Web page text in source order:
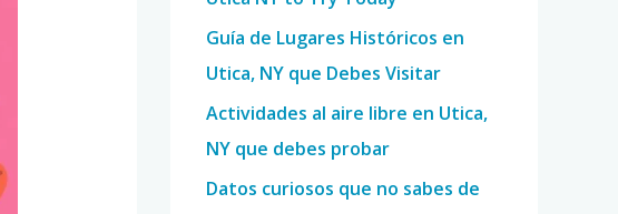
r
:
Guía de Lugares Históricos en
Utica, NY que Debes Visitar
Actividades al aire libre en Utica,
NY que debes probar
Datos curiosos que no sabes de